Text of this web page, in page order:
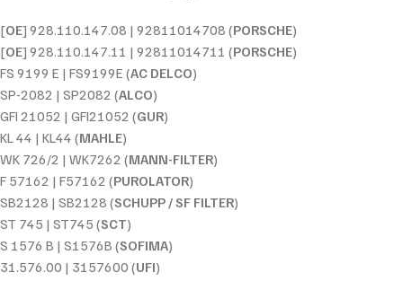
[OE] 928.110.147.08 | 92811014708 (PORSCHE)
[OE] 928.110.147.11 | 92811014711 (PORSCHE)
FS 9199 E | FS9199E (AC DELCO)
SP-2082 | SP2082 (ALCO)
GFI 21052 | GFI21052 (GUR)
KL 44 | KL44 (MAHLE)
WK 726/2 | WK7262 (MANN-FILTER)
F 57162 | F57162 (PUROLATOR)
SB2128 | SB2128 (SCHUPP / SF FILTER)
ST 745 | ST745 (SCT)
S 1576 B | S1576B (SOFIMA)
31.576.00 | 3157600 (UFI)